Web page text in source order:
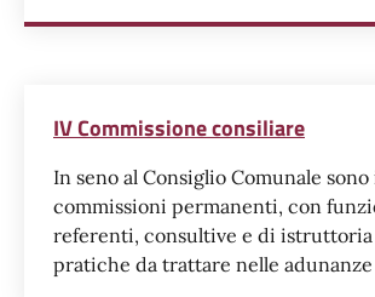
IV Commissione consiliare
In seno al Consiglio Comunale
commissioni permanenti, con
referenti, consultive e di istruttoria
pratiche da trattare nelle adunanze